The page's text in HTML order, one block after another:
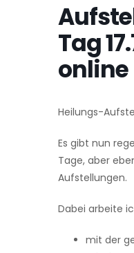
Tag
online
Heilungs-
Es gibt nun
Tage, aber
Aufstellungen.
Dabei arbeite
mit der